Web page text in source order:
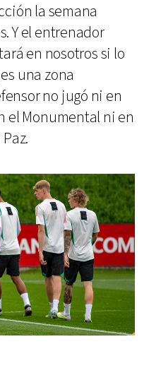
la semana
Y el entrenador
en nosotros si lo
una zona
no jugó ni en
el Monumental ni en